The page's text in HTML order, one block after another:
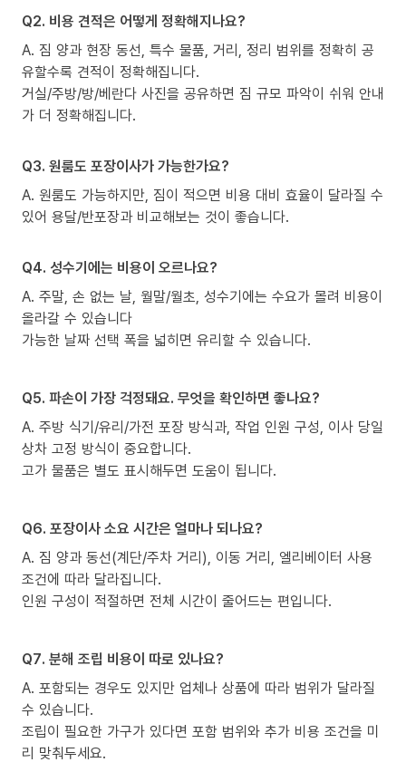
Q2. 비용 견적은 어떻게 정확해지나요?
A. 짐 양과 현장 동선, 특수 물품, 거리, 정리 범위를 정확히 공
유할수록 견적이 정확해집니다.
거실/주방/방/베란다 사진을 공유하면 짐 규모 파악이 쉬워 안내
가 더 정확해집니다.
Q3. 원룸도 포장이사가 가능한가요?
A. 원룸도 가능하지만, 짐이 적으면 비용 대비 효율이 달라질 수
있어 용달/반포장과 비교해보는 것이 좋습니다.
Q4. 성수기에는 비용이 오르나요?
A. 주말, 손 없는 날, 월말/월초, 성수기에는 수요가 몰려 비용이
올라갈 수 있습니다
가능한 날짜 선택 폭을 넓히면 유리할 수 있습니다.
Q5. 파손이 가장 걱정돼요. 무엇을 확인하면 좋나요?
A. 주방 식기/유리/가전 포장 방식과, 작업 인원 구성, 이사 당일
상차 고정 방식이 중요합니다.
고가 물품은 별도 표시해두면 도움이 됩니다.
Q6. 포장이사 소요 시간은 얼마나 되나요?
A. 짐 양과 동선(계단/주차 거리), 이동 거리, 엘리베이터 사용
조건에 따라 달라집니다.
인원 구성이 적절하면 전체 시간이 줄어드는 편입니다.
Q7. 분해 조립 비용이 따로 있나요?
A. 포함되는 경우도 있지만 업체나 상품에 따라 범위가 달라질
수 있습니다.
조립이 필요한 가구가 있다면 포함 범위와 추가 비용 조건을 미
리 맞춰두세요.